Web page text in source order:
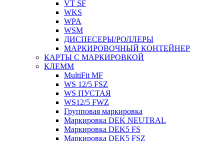
VT SF
WKS
WPA
WSM
ДИСПЕСЕРЫ/РОЛЛЕРЫ
МАРКИРОВОЧНЫЙ КОНТЕЙНЕР
КАРТЫ С МАРКИРОВКОЙ
КЛЕММ
MultiFit MF
WS 12/5 FSZ
WS ПУСТАЯ
WS12/5 FWZ
Групповая маркировка
Маркировка DEK NEUTRAL
Маркировка DEK5 FS
Маркировка DEK5 FSZ